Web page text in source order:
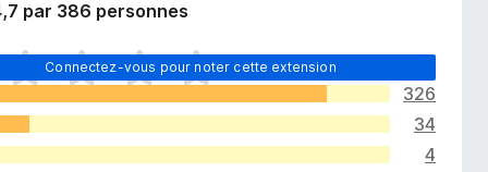
par 386 personnes
Connectez-vous pour noter cette extension
326
34
4